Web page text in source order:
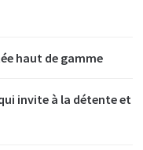
haut de gamme
invite à la détente et